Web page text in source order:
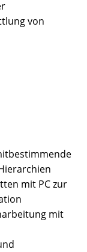
von
mit PC zur
mit